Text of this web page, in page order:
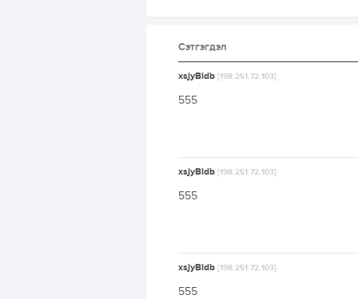
Сэтгэгдэл
xsjyBldb [198.251.72.103]
555
xsjyBldb [198.251.72.103]
555
xsjyBldb [198.251.72.103]
555